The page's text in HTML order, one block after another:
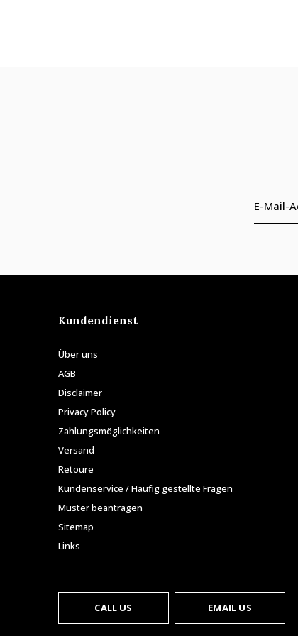
Kundendienst
Über uns
AGB
Disclaimer
Privacy Policy
Zahlungsmöglichkeiten
Versand
Retoure
Kundenservice / Häufig gestellte Fragen
Muster beantragen
Sitemap
Links
CALL US EMAIL US